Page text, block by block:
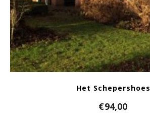
Het Schepershoes
€94,00